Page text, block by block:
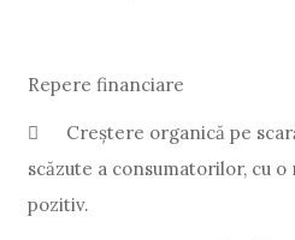
Repere financiare

Creștere organică pe
scăzute a consumatorilor, cu
pozitiv.